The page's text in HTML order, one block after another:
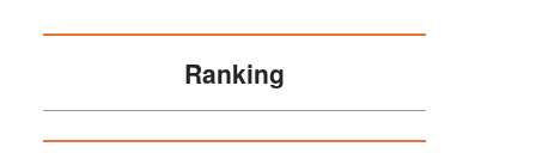
Ranking